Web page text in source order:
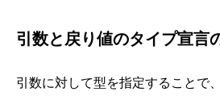
引数と戻り値のタイプ宣言
引数に対して型を指定することで